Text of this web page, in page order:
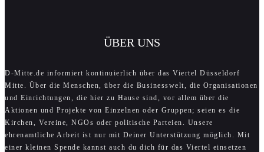
ÜBER UNS
D-Mitte.de informiert kontinuierlich über das Viertel Düsseldorf
Mitte. Über die Menschen, über die Businesswelt, die Organisationen
und Einrichtungen, die hier zu Hause sind, vor allem über die
Aktionen und Projekte von Einzelnen oder Gruppen; seien es die
Kirchen, Vereine, NGOs oder politische Parteien. Unsere
ehrenamtliche Arbeit ist nur mit Deiner Unterstützung möglich. Mit
einer kleinen Spende kannst auch du dich für das Viertel einsetzen